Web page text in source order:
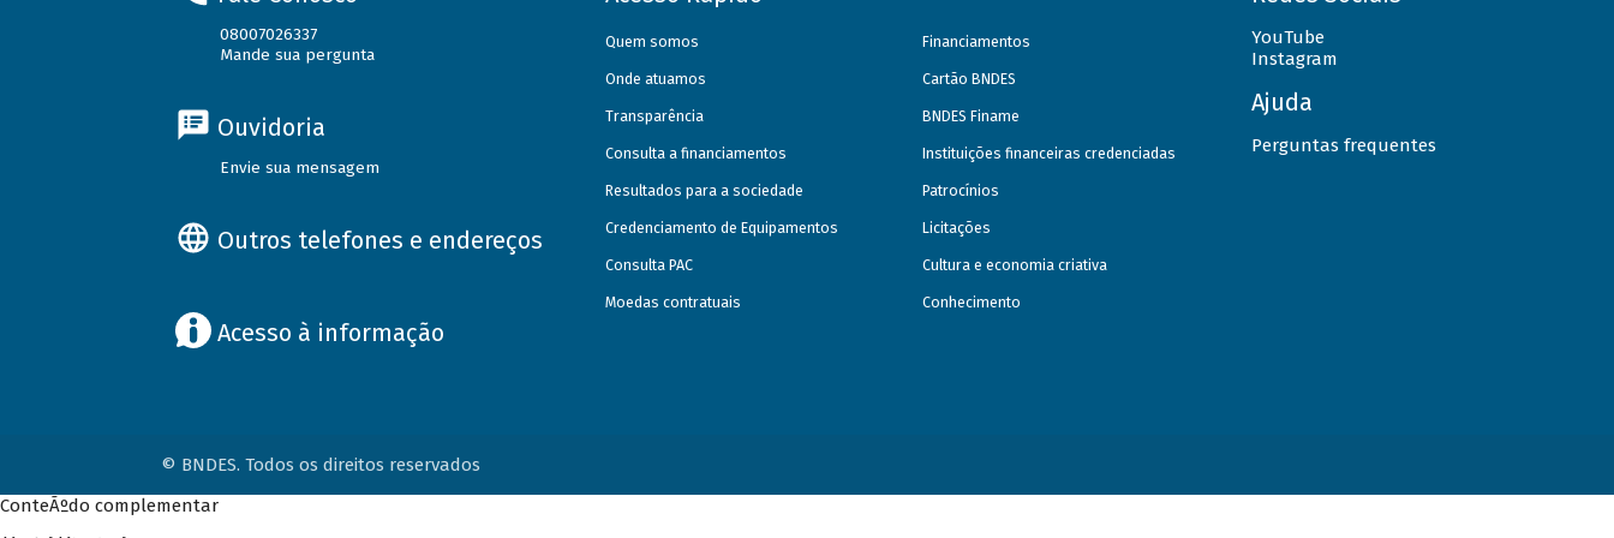
08007026337
Mande sua pergunta
Ouvidoria
Envie sua mensagem
Outros telefones e endereços
Acesso à informação
Quem somos
Onde atuamos
Transparência
Consulta a financiamentos
Resultados para a sociedade
Credenciamento de Equipamentos
Consulta PAC
Moedas contratuais
Financiamentos
Cartão BNDES
BNDES Finame
Instituições financeiras credenciadas
Patrocínios
Licitações
Cultura e economia criativa
Conhecimento
YouTube
Instagram
Ajuda
Perguntas frequentes
© BNDES. Todos os direitos reservados
ConteÃºdo complementar